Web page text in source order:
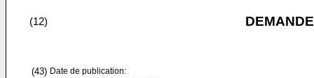
(12)
(43) Date de publication: